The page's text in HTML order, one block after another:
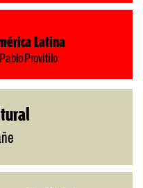
Latina
Provitilo